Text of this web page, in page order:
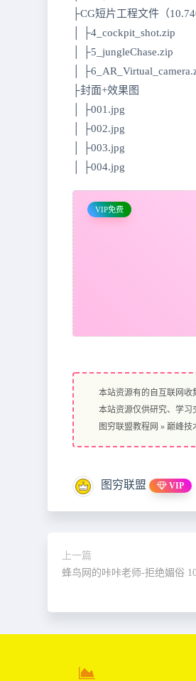
├CG短片工程文件（
│ ├4_cockpit_shot.zip
│ ├5_jungleChase.zip
│
├封面+效果图
│ ├001.jpg
│ ├002.jpg
│ ├003.jpg
│ ├004.jpg
VIP免费
本站资源有的自互联网收
本站资源仅供研究、学习
图穷联盟教程网 » 巅峰技
图穷联盟 VIP
上一篇
蜂鸟网的咔咔老师-拒绝媚俗